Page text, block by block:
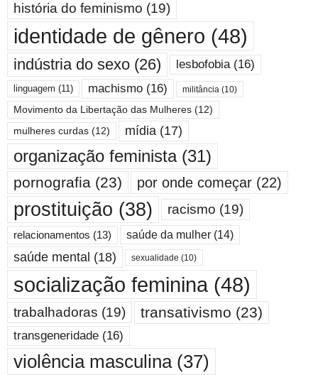
história do feminismo (19)
identidade de gênero (48)
indústria do sexo (26) lesbofobia(16)
linguagem (11) machismo (16) militância (10)
Movimento da Libertação das Mulheres (12)
mulheres curdas (12) mídia (17)
organização feminista(31)
pornografia (23) por onde começar (22)
prostituição (38) racismo (19)
relacionamentos (13) saúde da mulher (14)
saúde mental (18) sexualidade (10)
socialização feminina (48)
trabalhadoras (19) transativismo (23)
transgeneridade (16)
violência masculina(37)